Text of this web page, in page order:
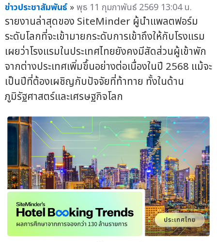
ข่าวประชาสัมพันธ์ »พุธ 11 กุมภาพันธ์ 2569 13:04 น.
รายงานล่าสุดของ SiteMinder ผู้นำแพลตฟอร์ม
ระดับโลกที่จะเข้ามายกระดับการเข้าถึงให้กับโรงแรม
เผยว่าโรงแรมในประเทศไทยยังคงมีสัดส่วนผู้เข้าพัก
จากต่างประเทศเพิ่มขึ้นอย่างต่อเนื่องในปี 2568 แม้จะ
เป็นปีที่ต้องเผชิญกับปัจจัยที่ท้าทาย ทั้งในด้าน
ภูมิรัฐศาสตร์และเศรษฐกิจโลก